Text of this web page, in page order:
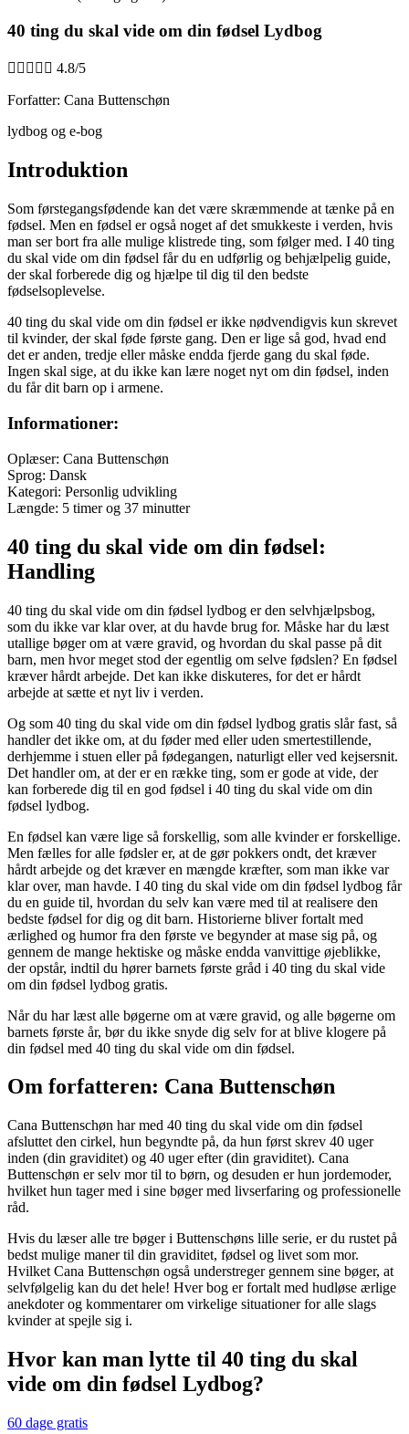
40 ting du skal vide om din fødsel Lydbog
     4.8/5
Forfatter: Cana Buttenschøn
lydbog og e-bog
Introduktion
Som førstegangsfødende kan det være skræmmende at tænke på en
fødsel. Men en fødsel er også noget af det smukkeste i verden, hvis
man ser bort fra alle mulige klistrede ting, som følger med. I 40 ting
du skal vide om din fødsel får du en udførlig og behjælpelig guide,
der skal forberede dig og hjælpe til dig til den bedste
fødselsoplevelse.
40 ting du skal vide om din fødsel er ikke nødvendigvis kun skrevet
til kvinder, der skal føde første gang. Den er lige så god, hvad end
det er anden, tredje eller måske endda fjerde gang du skal føde.
Ingen skal sige, at du ikke kan lære noget nyt om din fødsel, inden
du får dit barn op i armene.
Informationer:
Oplæser: Cana Buttenschøn
Sprog: Dansk
Kategori: Personlig udvikling
Længde: 5 timer og 37 minutter
40 ting du skal vide om din fødsel:
Handling
40 ting du skal vide om din fødsel lydbog er den selvhjælpsbog,
som du ikke var klar over, at du havde brug for. Måske har du læst
utallige bøger om at være gravid, og hvordan du skal passe på dit
barn, men hvor meget stod der egentlig om selve fødslen? En fødsel
kræver hårdt arbejde. Det kan ikke diskuteres, for det er hårdt
arbejde at sætte et nyt liv i verden.
Og som 40 ting du skal vide om din fødsel lydbog gratis slår fast, så
handler det ikke om, at du føder med eller uden smertestillende,
derhjemme i stuen eller på fødegangen, naturligt eller ved kejsersnit.
Det handler om, at der er en række ting, som er gode at vide, der
kan forberede dig til en god fødsel i 40 ting du skal vide om din
fødsel lydbog.
En fødsel kan være lige så forskellig, som alle kvinder er forskellige.
Men fælles for alle fødsler er, at de gør pokkers ondt, det kræver
hårdt arbejde og det kræver en mængde kræfter, som man ikke var
klar over, man havde. I 40 ting du skal vide om din fødsel lydbog får
du en guide til, hvordan du selv kan være med til at realisere den
bedste fødsel for dig og dit barn. Historierne bliver fortalt med
ærlighed og humor fra den første ve begynder at mase sig på, og
gennem de mange hektiske og måske endda vanvittige øjeblikke,
der opstår, indtil du hører barnets første gråd i 40 ting du skal vide
om din fødsel lydbog gratis.
Når du har læst alle bøgerne om at være gravid, og alle bøgerne om
barnets første år, bør du ikke snyde dig selv for at blive klogere på
din fødsel med 40 ting du skal vide om din fødsel.
Om forfatteren: Cana Buttenschøn
Cana Buttenschøn har med 40 ting du skal vide om din fødsel
afsluttet den cirkel, hun begyndte på, da hun først skrev 40 uger
inden (din graviditet) og 40 uger efter (din graviditet). Cana
Buttenschøn er selv mor til to børn, og desuden er hun jordemoder,
hvilket hun tager med i sine bøger med livserfaring og professionelle
råd.
Hvis du læser alle tre bøger i Buttenschøns lille serie, er du rustet på
bedst mulige maner til din graviditet, fødsel og livet som mor.
Hvilket Cana Buttenschøn også understreger gennem sine bøger, at
selvfølgelig kan du det hele! Hver bog er fortalt med hudløse ærlige
anekdoter og kommentarer om virkelige situationer for alle slags
kvinder at spejle sig i.
Hvor kan man lytte til 40 ting du skal
vide om din fødsel Lydbog?
60 dage gratis